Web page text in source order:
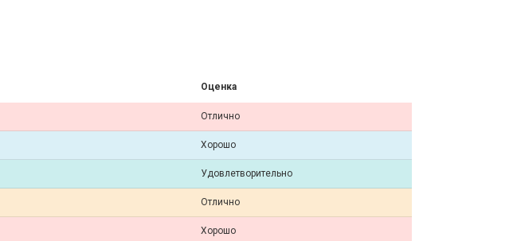
Оценка
Отлично
Хорошо
Удовлетворительно
Отлично
Хорошо